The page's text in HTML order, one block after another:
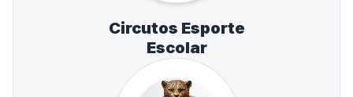
Circutos Esporte
Escolar